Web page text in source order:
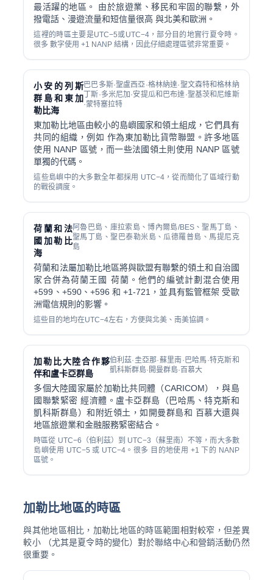
最活躍的地區。 由於旅遊業、移民和牢固的聯繫，外
撥電話、漫遊流量和短信量很高 與北美和歐洲。
這裡的時區主要是UTC−5或UTC−4，部分目的地實行夏令時。
很多 數字使用 +1 NANP 結構，因此仔細處理區號非常重要。
小安的列斯
群島和東加
勒比海
巴巴多斯·聖盧西亞·格林納達·聖文森特和格林納
丁斯·多米尼加·安提瓜和巴布達·聖基茨和尼維斯
·蒙特塞拉特
東加勒比地區由較小的島嶼國家和領土組成，它們具有
共同的組織，例如 作為東加勒比貨幣聯盟。許多地區
使用 NANP 區號，而一些法國領土則使用 NANP 區號
單獨的代碼。
這些島嶼中的大多數全年都採用 UTC−4，從而簡化了區域行動
的戰役調度。
荷蘭和法
國加勒比
海
阿魯巴島、庫拉索島、博內爾島/BES、聖馬丁島、
聖馬丁島、聖巴泰勒米島、瓜德羅普島、馬提尼克
島
荷蘭和法屬加勒比地區將與歐盟有聯繫的領土和自治國
家合併為荷蘭王國 荷蘭。他們的編號計劃混合使用
+599、+590、+596 和 +1-721，並具有監管框架 受歐
洲電信規則的影響。
這些目的地均在UTC−4左右，方便與北美、南美協調。
加勒比大陸合作夥
伴和盧卡亞群島
伯利茲·圭亞那·蘇里南·巴哈馬·特克斯和
凱科斯群島·開曼群島·百慕大
多個大陸國家屬於加勒比共同體（CARICOM），與島
國聯繫緊密 經濟體。盧卡亞群島（巴哈馬、特克斯和
凱科斯群島）和附近領土，如開曼群島和 百慕大還與
地區旅遊業和金融服務緊密結合。
時區從 UTC−6（伯利茲）到 UTC−3（蘇里南）不等，而大多數
島嶼使用 UTC−5 或 UTC−4。很多 目的地使用 +1 下的 NANP
區號。
加勒比地區的時區
與其他地區相比，加勒比地區的時區範圍相對較窄，但差異
較小 （尤其是夏令時的變化）對於聯絡中心和營銷活動仍然
很重要。